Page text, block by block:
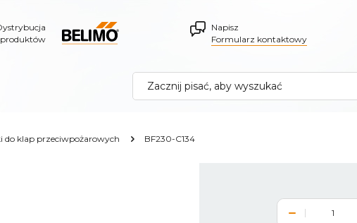
produktów
Napisz
Formularz kontaktowy
do klap przeciwpożarowych BF230-C134